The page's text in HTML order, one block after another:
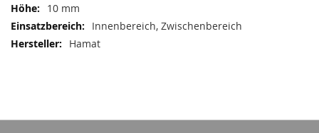
10 mm
Innenbereich, Zwischenbereich
Hamat